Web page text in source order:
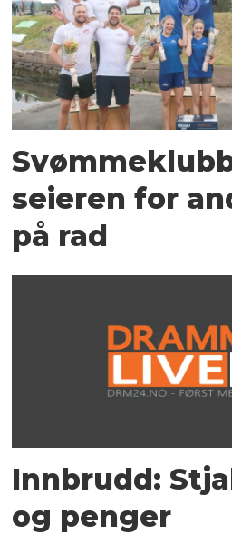
seieren for
på rad
Innbrudd:
og penger